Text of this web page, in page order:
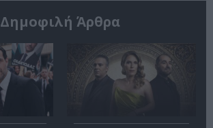
Δημοφιλή Άρθρα